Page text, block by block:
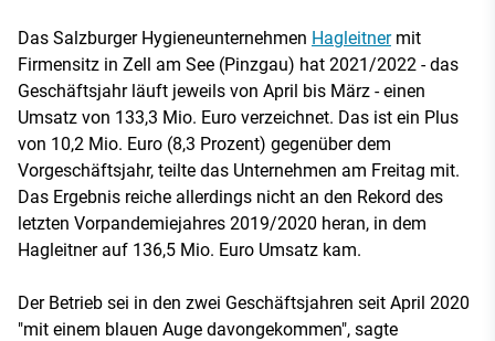
Das Salzburger Hygieneunternehmen Hagleitnermit
Firmensitz in Zell am See (Pinzgau) hat 2021/2022 - das
Geschäftsjahr läuft jeweils von April bis März - einen
Umsatz von 133,3 Mio. Euro verzeichnet. Das ist ein Plus
von 10,2 Mio. Euro (8,3 Prozent) gegenüber dem
Vorgeschäftsjahr, teilte das Unternehmen am Freitag mit.
Das Ergebnis reiche allerdings nicht an den Rekord des
letzten Vorpandemiejahres 2019/2020 heran, in dem
Hagleitner auf 136,5 Mio. Euro Umsatz kam.
Der Betrieb sei in den zwei Geschäftsjahren seit April 2020
"mit einem blauen Auge davongekommen", sagte